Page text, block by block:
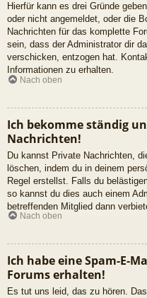
Hierfür kann es drei Gründe
oder nicht angemeldet, oder die
Nachrichten für das komplette
sein, dass der Administrator dir
verschicken, entzogen hat.
Informationen zu erhalten.
Nach oben
Ich bekomme ständig
Nachrichten!
Du kannst Private Nachrichten,
löschen, indem du in deinem
Regel erstellst. Falls du
so kannst du dies auch einem
betreffenden Mitglied dann
Nach oben
Ich habe eine Spam-E-
Forums erhalten!
Es tut uns leid, das zu hören.